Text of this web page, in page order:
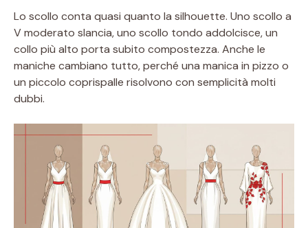
Lo scollo conta quasi quanto la silhouette. Uno scollo a
V moderato slancia, uno scollo tondo addolcisce, un
collo più alto porta subito compostezza. Anche le
maniche cambiano tutto, perché una manica in pizzo o
un piccolo coprispalle risolvono con semplicità molti
dubbi.